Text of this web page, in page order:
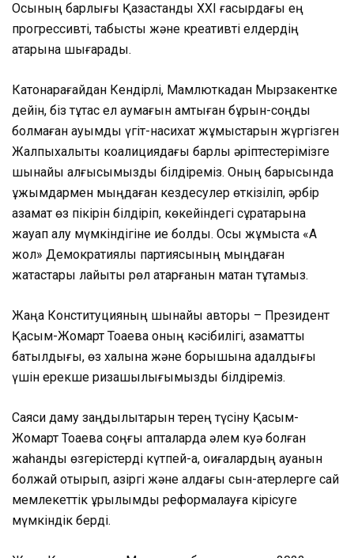
Осының барлығы Қазақстанды XXI ғасырдағы ең
прогрессивті, табысты және креативті елдердің
қатарына шығарады.
Катонқарағайдан Кендірлі, Мамлюткадан Мырзакентке
дейін, біз тұтас ел аумағын қамтыған бұрын-соңды
болмаған ауқымды үгіт-насихат жұмыстарын жүргізген
Жалпыхалықтық коалициядағы барлық әріптестерімізге
шынайы алғысымызды білдіреміз. Оның барысында
ұжымдармен мыңдаған кездесулер өткізіліп, әрбір
азамат өз пікірін білдіріп, көкейіндегі сұрақтарына
жауап алу мүмкіндігіне ие болды. Осы жұмыста «Ақ
жол» Демократиялық партиясының мыңдаған
жақтастары лайықты рөл атқарғанын мақтан тұтамыз.
Жаңа Конституцияның шынайы авторы – Президент
Қасым-Жомарт Тоқаевқа оның кәсібилігі, азаматтық
батылдығы, өз халқына және борышына адалдығы
үшін ерекше ризашылығымызды білдіреміз.
Саяси даму заңдылықтарын терең түсіну Қасым-
Жомарт Тоқаевқа соңғы апталарда әлем куә болған
жаһандық өзгерістерді күтпей-ақ, оқиғалардың ауанын
болжай отырып, қазіргі және алдағы сын-қатерлерге сай
мемлекеттік құрылымды реформалауға кірісуге
мүмкіндік берді.